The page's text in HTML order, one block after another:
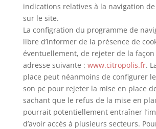
indications relatives à la navigation
sur le site.
La configration du programme de
libre d’informer de la présence de
éventuellement, de rejeter de la façon
adresse suivante : www.citropolis.fr.
place peut néanmoins de configurer
son pc pour rejeter la mise en place
sachant que le refus de la mise en
pourrait potentiellement entraîner
d’avoir accès à plusieurs secteurs.